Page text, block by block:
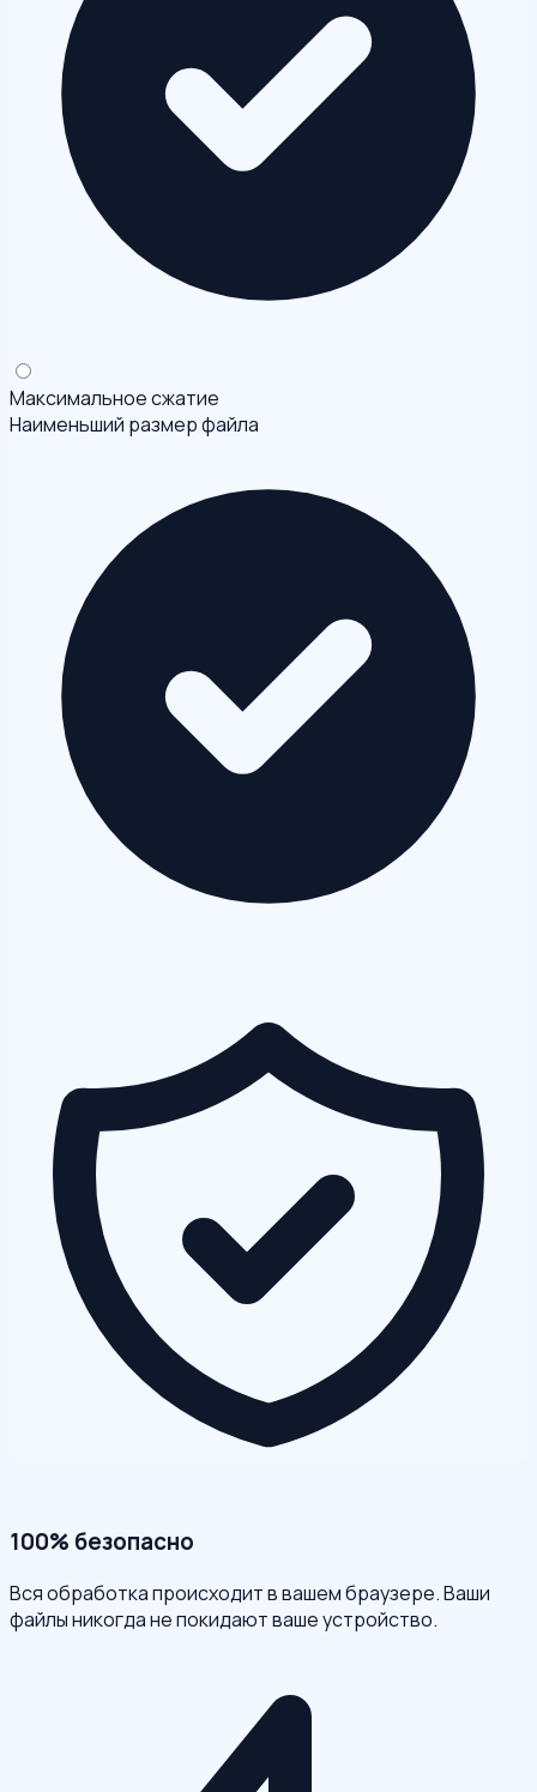
Максимальное сжатие
Наименьший размер файла
100% безопасно
Вся обработка происходит в вашем браузере. Ваши
файлы никогда не покидают ваше устройство.